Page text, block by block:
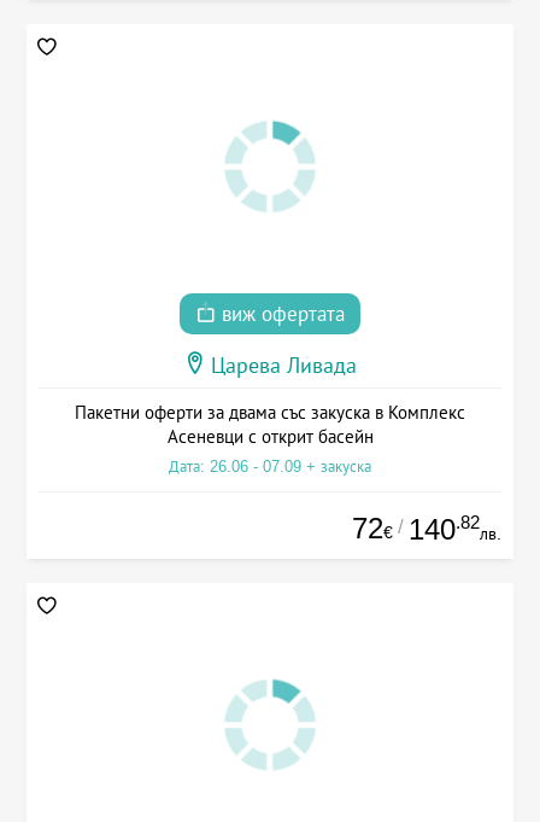
виж офертата
Царева Ливада
Пакетни оферти за двама със закуска в Комплекс
Асеневци с открит басейн
Дата: 26.06 - 07.09 + закуска
72€ / 140.82
лв.